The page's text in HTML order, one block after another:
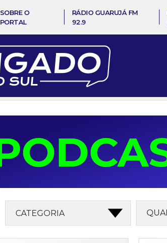
SOBRE O
PORTAL
RÁDIO GUARUJÁ FM
92.9